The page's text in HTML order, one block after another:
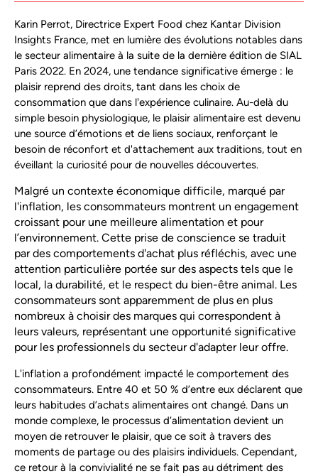
Karin Perrot, Directrice Expert Food chez Kantar Division
Insights France, met en lumière des évolutions notables dans
le secteur alimentaire à la suite de la dernière édition de SIAL
Paris 2022. En 2024, une tendance significative émerge : le
plaisir reprend des droits, tant dans les choix de
consommation que dans l'expérience culinaire. Au-delà du
simple besoin physiologique, le plaisir alimentaire est devenu
une source d’émotions et de liens sociaux, renforçant le
besoin de réconfort et d'attachement aux traditions, tout en
éveillant la curiosité pour de nouvelles découvertes.
Malgré un contexte économique difficile, marqué par
l'inflation, les consommateurs montrent un engagement
croissant pour une meilleure alimentation et pour
l’environnement. Cette prise de conscience se traduit
par des comportements d'achat plus réfléchis, avec une
attention particulière portée sur des aspects tels que le
local, la durabilité, et le respect du bien-être animal. Les
consommateurs sont apparemment de plus en plus
nombreux à choisir des marques qui correspondent à
leurs valeurs, représentant une opportunité significative
pour les professionnels du secteur d'adapter leur offre.
L'inflation a profondément impacté le comportement des
consommateurs. Entre 40 et 50 % d’entre eux déclarent que
leurs habitudes d’achats alimentaires ont changé. Dans un
monde complexe, le processus d’alimentation devient un
moyen de retrouver le plaisir, que ce soit à travers des
moments de partage ou des plaisirs individuels. Cependant,
ce retour à la convivialité ne se fait pas au détriment des